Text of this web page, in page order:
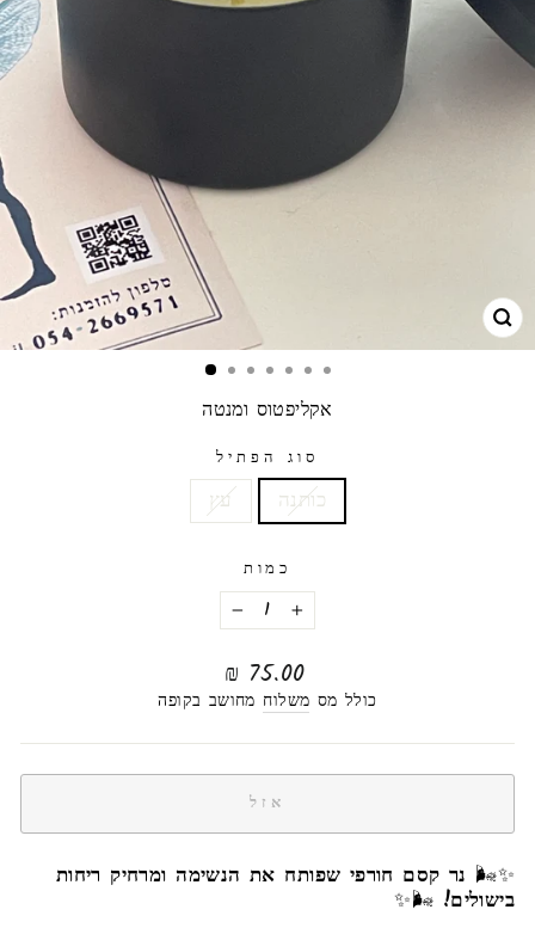
אקליפטוס ומנטה
סוג הפתיל
כותנה עץ
כמות
−
+
מחיר
רגיל
75.00 ₪
כולל מס משלוח מחושב בקופה
אזל
✨🌬️ נר קסם חורפי שפותח את הנשימה ומרחיק ריחות
בישולים! 🌬️✨